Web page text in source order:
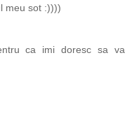
meu sot :))))
ca imi doresc sa va